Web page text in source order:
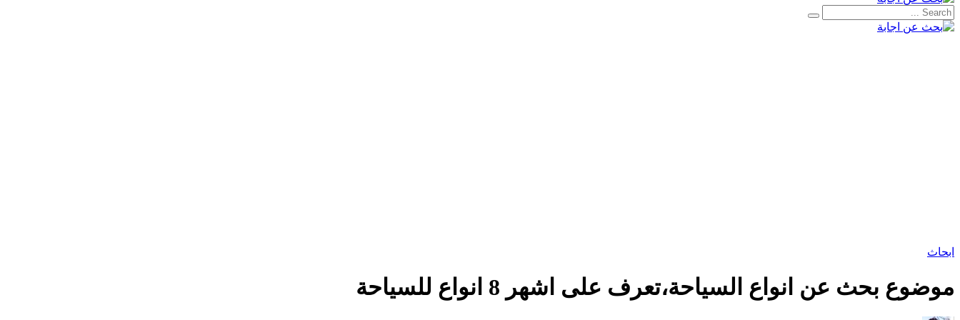
ابحاث
موضوع بحث عن انواع السياحة،تعرف على اشهر 8 انواع للسياحة